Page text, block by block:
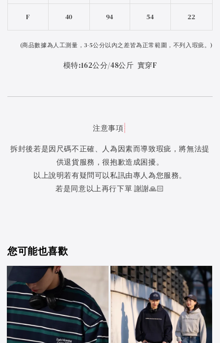
F 40 94 54 22
(商品數據為人工測量，3-5公分以內之差皆為正常範圍，不列入瑕疵。)
模特:162公分/48公斤 實穿F
注意事項
拆封後若是因尺碼不正確、人為因素而導致瑕疵，將無法提
供退貨服務，很抱歉造成困擾。
以上說明若有疑問可以私訊由專人為您服務。
若是同意以上再行下單 謝謝🙏🏻
您可能也喜歡